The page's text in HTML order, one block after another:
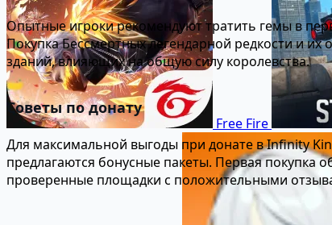
Free Fire
Опытные игроки рекомендуют тратить гемы в
Покупка Бессмертных легендарной редкости и
зданий, влияющих на общую силу королевства.
Советы по донату
Для максимальной выгоды при донате в Infinity
предлагаются бонусные пакеты. Первая покупка
проверенные площадки с положительными